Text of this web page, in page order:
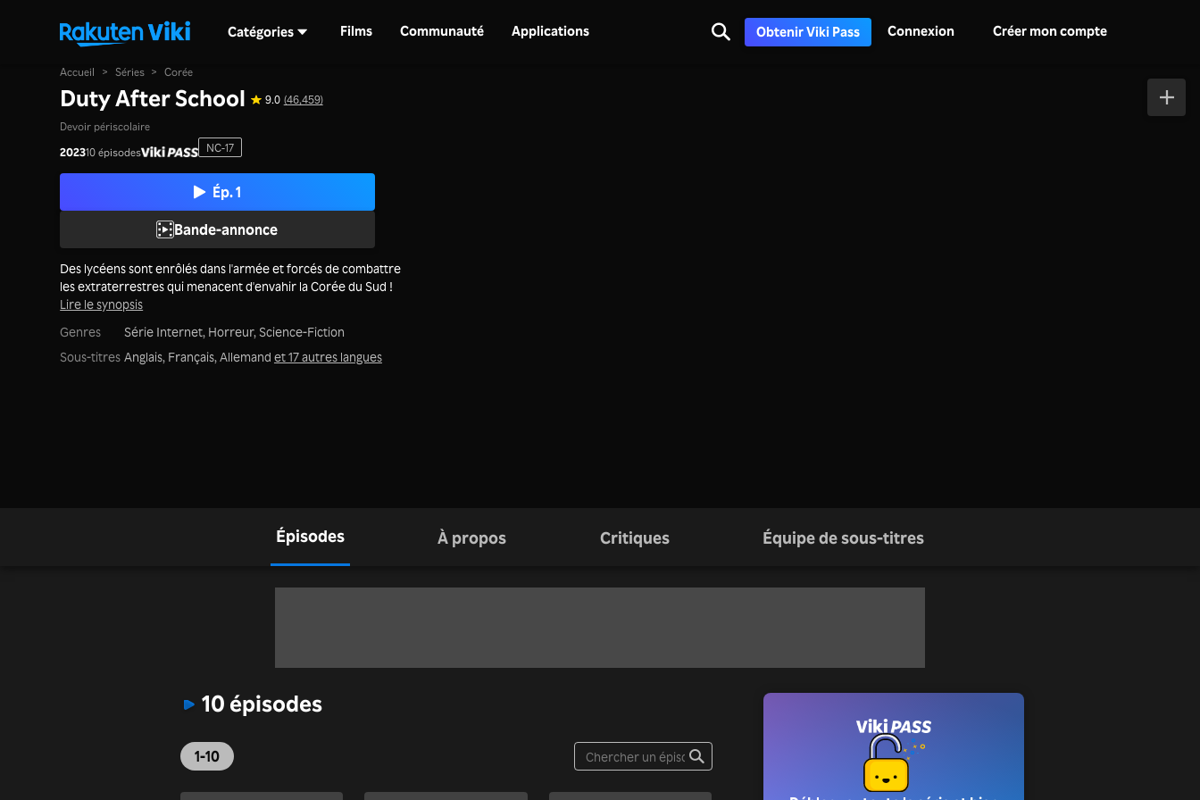
Catégories Films Communauté Applications Obtenir Viki Pass Connexion Créer mon compte
Accueil > Séries > Corée
Duty After School 9.0 (46,459)
Devoir périscolaire
202310 épisodes NC-17
Ép. 1
Bande-annonce
Des lycéens sont enrôlés dans l'armée et forcés de combattre
les extraterrestres qui menacent d'envahir la Corée du Sud !
Lire le synopsis
Genres
Série Internet, Horreur, Science-Fiction
Sous-titres Anglais, Français, Allemand et 17 autres langues
Épisodes À propos Critiques Équipe de sous-titres
10 épisodes
1-10